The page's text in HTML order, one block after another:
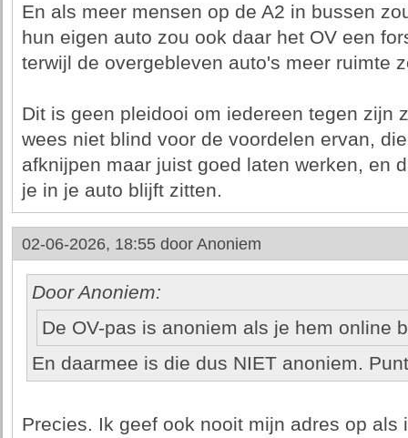
En als meer mensen op de A2 in bussen
hun eigen auto zou ook daar het OV een
terwijl de overgebleven auto's meer ruimte
Dit is geen pleidooi om iedereen tegen zijn
wees niet blind voor de voordelen ervan,
afknijpen maar juist goed laten werken, en
je in je auto blijft zitten.
02-06-2026, 18:55 door Anoniem
Door Anoniem:
De OV-pas is anoniem als je hem online
En daarmee is die dus NIET anoniem.
Precies. Ik geef ook nooit mijn adres op